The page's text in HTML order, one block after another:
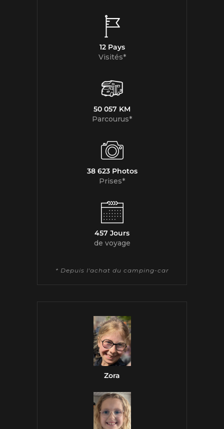
12 Pays
Visités*
50 057 KM
Parcourus*
38 623 Photos
Prises*
457 Jours
de voyage
* Depuis l'achat du camping-car
Zora